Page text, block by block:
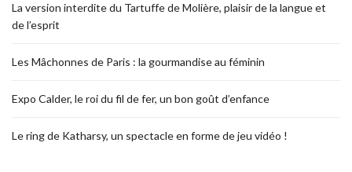
La version interdite du Tartuffe de Molière, plaisir de la langue et
de l’esprit
Les Mâchonnes de Paris : la gourmandise au féminin
Expo Calder, le roi du fil de fer, un bon goût d’enfance
Le ring de Katharsy, un spectacle en forme de jeu vidéo !